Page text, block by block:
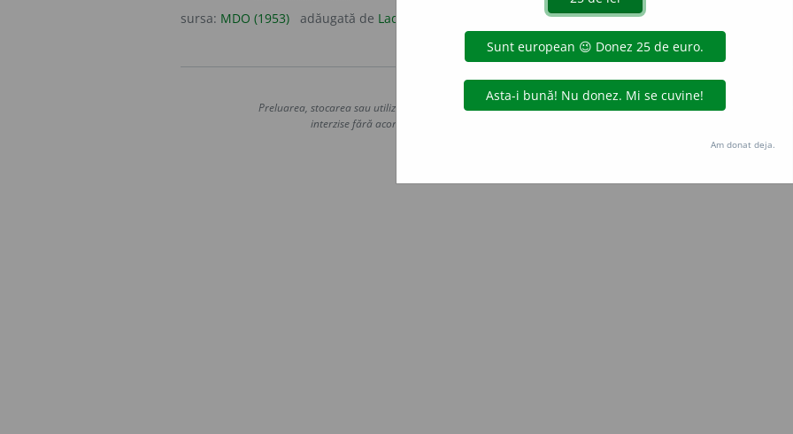
sursa: MDO (1953) adăugată de Ladislau Strifler
Copyright © 2004-2026 dexonline (https://dexonline.ro)
Preluarea, stocarea sau utilizarea datelor de pe acest site, inclusiv prin orice metode de extragere automată
interzise fără acordul nostru prealabil scris, cu excepția seturilor de date oferite oficial spre utilizare
Hosterion
Am donat deja.